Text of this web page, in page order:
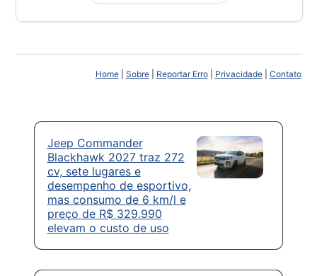
Home| Sobre| Reportar Erro| Privacidade| Contato
Jeep Commander
Blackhawk 2027 traz 272
cv, sete lugares e
desempenho de esportivo,
mas consumo de 6 km/l e
preço de R$ 329.990
elevam o custo de uso